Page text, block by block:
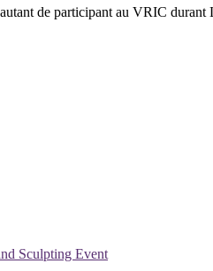
autant de participant au VRIC